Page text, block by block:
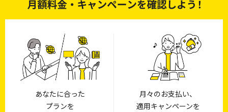
あなたに合った
プランを
月々のお支払い、
適用キャンペーンを